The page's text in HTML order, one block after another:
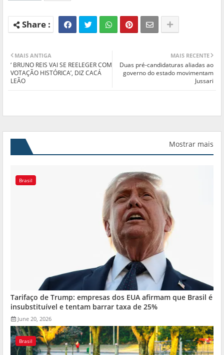
MAIS RECENTE
Duas pré-candidaturas aliadas ao
governo do estado movimentam
Jussari
MAIS ANTIGA
‘ BRUNO REIS VAI SE REELEGER COM
VOTAÇÃO HISTÓRICA’, DIZ CACÁ
LEÃO
Mostrar mais
Brasil
Tarifaço de Trump: empresas dos EUA afirmam que Brasil é
insubstituível e tentam barrar taxa de 25%
June 20, 2026
Brasil